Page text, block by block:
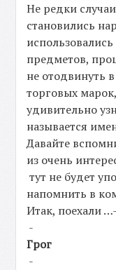
Не редки
становились
предметов,
не отодвинуть
торговых
удивительно
называется
Давайте
из очень
тут не будет
напомнить в
Итак, поехали …-
-
Грог
-